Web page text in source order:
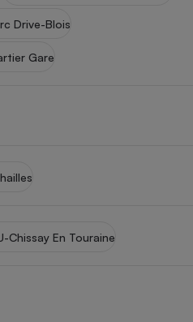
Drive-Blois
Gare
Chissay En Touraine